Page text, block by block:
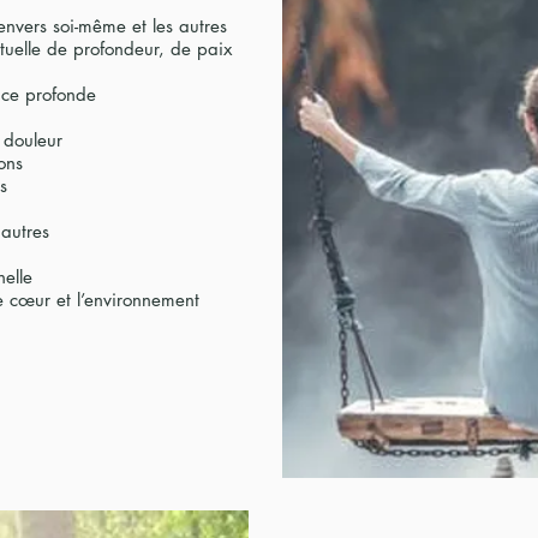
soi-même et les autres
de profondeur, de paix
profonde
cœur et l’environnement